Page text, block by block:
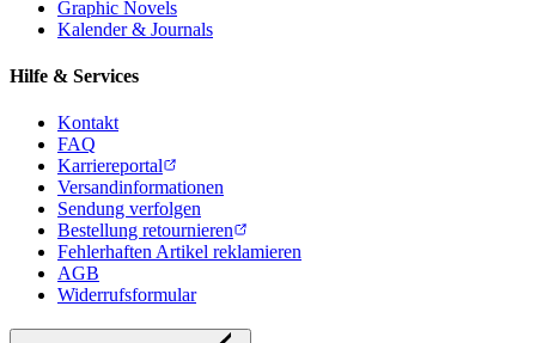
Graphic Novels
Kalender & Journals
Hilfe & Services
Kontakt
FAQ
Karriereportal
Versandinformationen
Sendung verfolgen
Bestellung retournieren
Fehlerhaften Artikel reklamieren
AGB
Widerrufsformular